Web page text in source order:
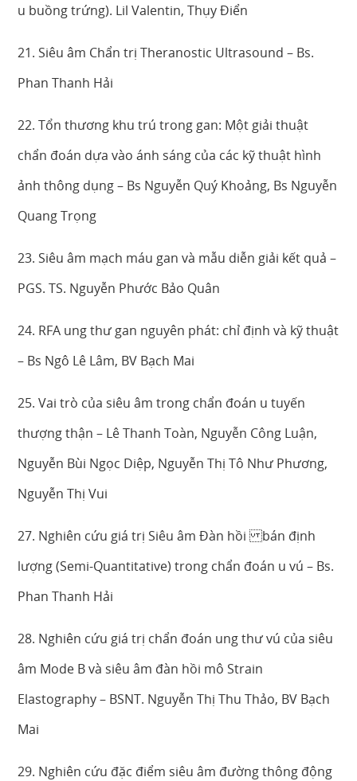
u buồng trứng). Lil Valentin, Thụy Điển
21. Siêu âm Chẩn trị Theranostic Ultrasound – Bs.
Phan Thanh Hải
22. Tổn thương khu trú trong gan: Một giải thuật
chẩn đoán dựa vào ánh sáng của các kỹ thuật hình
ảnh thông dụng – Bs Nguyễn Quý Khoảng, Bs Nguyễn
Quang Trọng
23. Siêu âm mạch máu gan và mẫu diễn giải kết quả –
PGS. TS. Nguyễn Phước Bảo Quân
24. RFA ung thư gan nguyên phát: chỉ định và kỹ thuật
– Bs Ngô Lê Lâm, BV Bạch Mai
25. Vai trò của siêu âm trong chẩn đoán u tuyến
thượng thận – Lê Thanh Toàn, Nguyễn Công Luận,
Nguyễn Bùi Ngọc Diệp, Nguyễn Thị Tô Như Phương,
Nguyễn Thị Vui
27. Nghiên cứu giá trị Siêu âm Đàn hồi bán định
lượng (Semi-Quantitative) trong chẩn đoán u vú – Bs.
Phan Thanh Hải
28. Nghiên cứu giá trị chẩn đoán ung thư vú của siêu
âm Mode B và siêu âm đàn hồi mô Strain
Elastography – BSNT. Nguyễn Thị Thu Thảo, BV Bạch
Mai
29. Nghiên cứu đặc điểm siêu âm đường thông động